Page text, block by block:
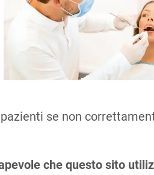
se non
che questo sito